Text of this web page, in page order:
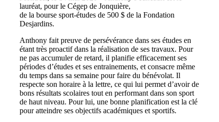
lauréat, pour le Cégep de Jonquière,
de la bourse sport-études de 500 $ de la Fondation
Desjardins.
Anthony fait preuve de persévérance dans ses études en
étant très proactif dans la réalisation de ses travaux. Pour
ne pas accumuler de retard, il planifie efficacement ses
périodes d’études et ses entrainements, et consacre même
du temps dans sa semaine pour faire du bénévolat. Il
respecte son horaire à la lettre, ce qui lui permet d’avoir de
bons résultats scolaires tout en performant dans son sport
de haut niveau. Pour lui, une bonne planification est la clé
pour atteindre ses objectifs académiques et sportifs.